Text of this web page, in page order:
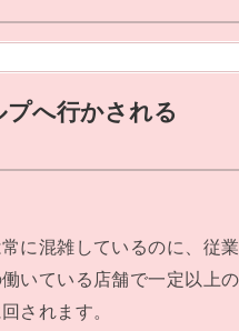
プへ行かされる
に混雑しているのに、従
働いている店舗で一定以上
されます。